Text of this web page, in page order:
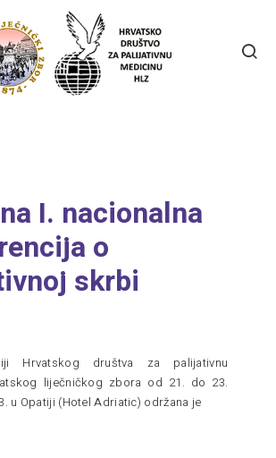
I. nacionalna
o
skrbi
Hrvatskog društva za palijativnu
liječničkog zbora od 21. do 23.
u Opatiji (Hotel Adriatic) održana je